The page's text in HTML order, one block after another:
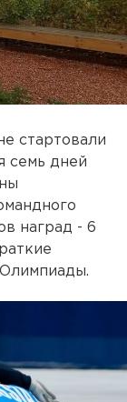
стартовали
семь дней
наград - 6